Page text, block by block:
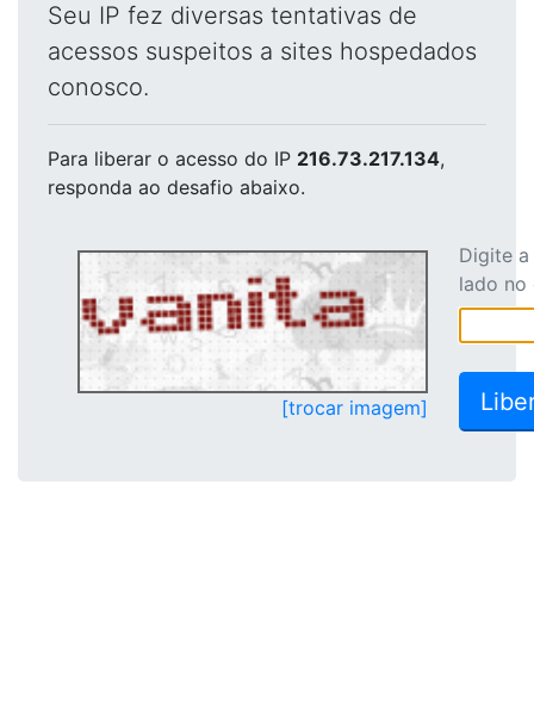
Seu IP fez diversas tentativas de
acessos suspeitos a sites hospedados
conosco.
Para liberar o acesso do IP 216.73.217.134,
responda ao desafio abaixo.
[trocar imagem]
Digite
lado no